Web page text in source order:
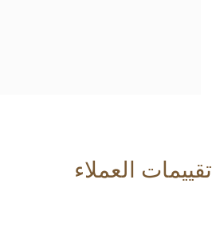
تقييمات العملاء